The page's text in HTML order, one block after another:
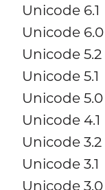
Unicode 6.1
Unicode 6.0
Unicode 5.2
Unicode 5.1
Unicode 5.0
Unicode 4.1
Unicode 3.2
Unicode 3.1
Unicode 3.0